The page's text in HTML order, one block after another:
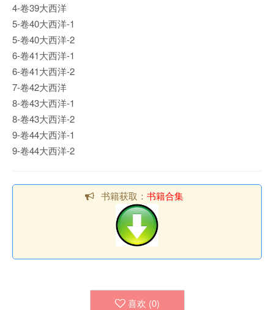
4-卷39大西洋
5-卷40大西洋-1
5-卷40大西洋-2
6-卷41大西洋-1
6-卷41大西洋-2
7-卷42大西洋
8-卷43大西洋-1
8-卷43大西洋-2
9-卷44大西洋-1
9-卷44大西洋-2
书籍获取： 书籍合集
喜欢 (0)